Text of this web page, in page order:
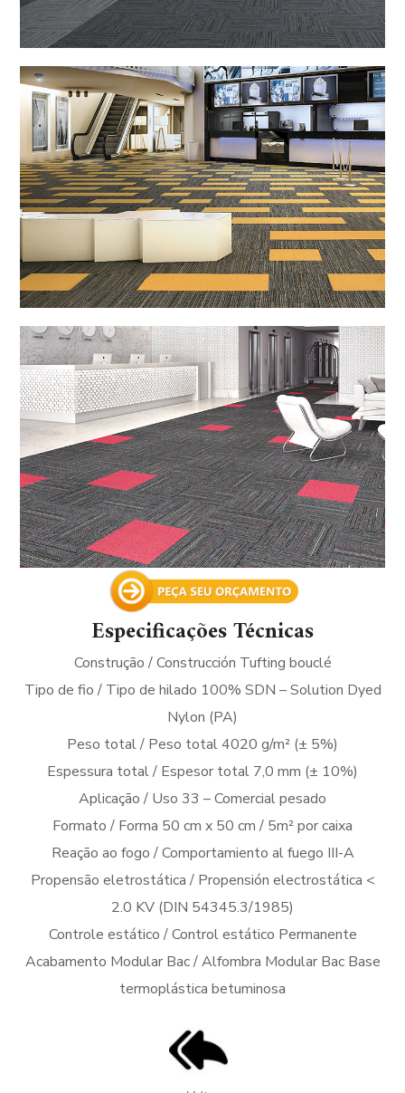
Especificações Técnicas
Construção / Construcción Tufting bouclé
Tipo de fio / Tipo de hilado 100% SDN – Solution Dyed
Nylon (PA)
Peso total / Peso total 4020 g/m² (± 5%)
Espessura total / Espesor total 7,0 mm (± 10%)
Aplicação / Uso 33 – Comercial pesado
Formato / Forma 50 cm x 50 cm / 5m² por caixa
Reação ao fogo / Comportamiento al fuego III-A
Propensão eletrostática / Propensión electrostática <
2.0 KV (DIN 54345.3/1985)
Controle estático / Control estático Permanente
Acabamento Modular Bac / Alfombra Modular Bac Base
termoplástica betuminosa